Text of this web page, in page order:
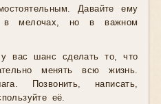
Давайте ему
в мелочах, но в важном
вас шанс сделать то, что
менять всю жизнь.
Позвонить, написать,
её.